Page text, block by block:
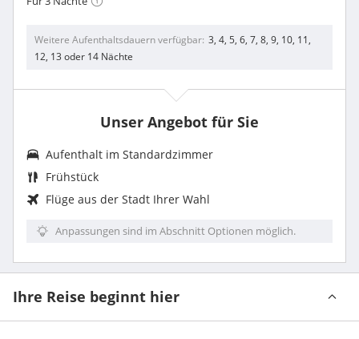
Weitere Aufenthaltsdauern verfügbar 3, 4, 5, 6, 7, 8, 9, 10, 11,
12, 13 oder 14 Nächte
Unser Angebot für Sie
Aufenthalt im Standardzimmer
Frühstück
Flüge aus der Stadt Ihrer Wahl
Anpassungen sind im Abschnitt Optionen möglich.
Ihre Reise beginnt hier